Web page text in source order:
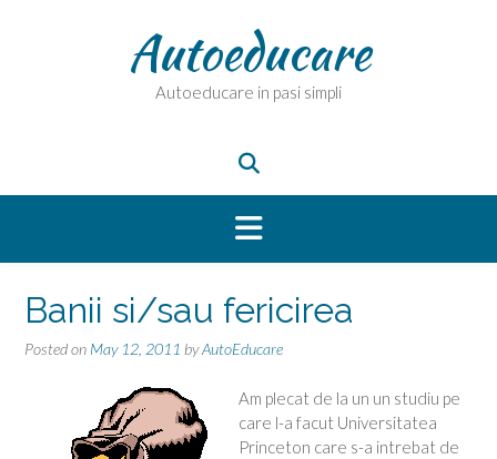
Autoeducare
Autoeducare in pasi simpli
Banii si/sau fericirea
Posted on May 12, 2011 byAutoEducare
Am plecat de la un un studiu pe
care l-a facut Universitatea
Princeton care s-a intrebat de